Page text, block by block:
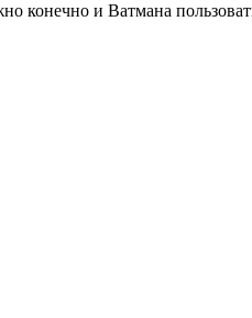
конечно и Ватмана